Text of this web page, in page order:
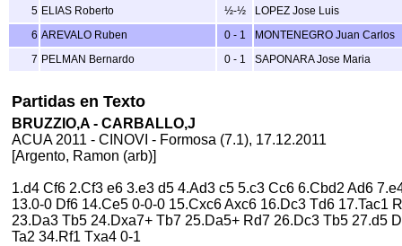
5 ELIAS Roberto ½-½
LOPEZ Jose Luis
6 AREVALO Ruben 0 - 1
MONTENEGRO Juan Carlos
7 PELMAN Bernardo 0 - 1 SAPONARA Jose Maria
Partidas en Texto
BRUZZIO,A - CARBALLO,J
ACUA 2011 - CINOVI - Formosa (7.1), 17.12.2011
[Argento, Ramon (arb)]
1.d4 Cf6 2.Cf3 e6 3.e3 d5 4.Ad3 c5 5.c3 Cc6 6.Cbd2 Ad6
13.0-0 Df6 14.Ce5 0-0-0 15.Cxc6 Axc6 16.Dc3 Td6
23.Da3 Tb5 24.Dxa7+ Tb7 25.Da5+ Rd7 26.Dc3 Tb5 27.d5
Ta2 34.Rf1 Txa4 0-1